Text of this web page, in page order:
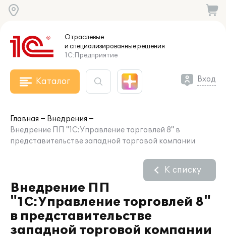
Отраслевые
и специализированныерешения
1С:Предприятие
Каталог Вход
Главная
Внедрения
Внедрение ПП "1С:Управление торговлей 8" в
представительстве западной торговой компании
Внедрение ПП
"1С:Управление торговлей 8"
в представительстве
западной торговой компании
К списку